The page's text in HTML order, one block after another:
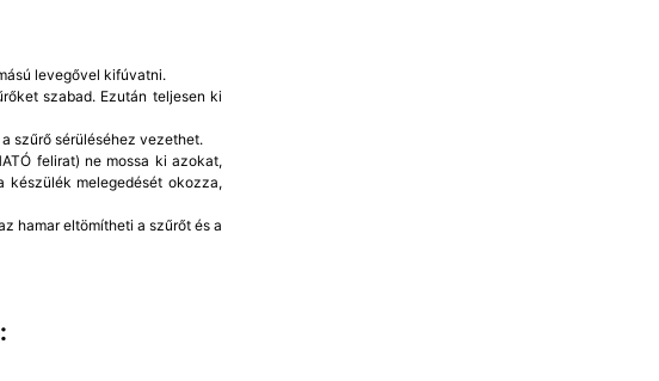
levegővel kifúvatni.
szabad. Ezután teljesen ki
szűrő sérüléséhez vezethet.
felirat) ne mossa ki azokat,
készülék melegedését okozza,
hamar eltömítheti a szűrőt és a